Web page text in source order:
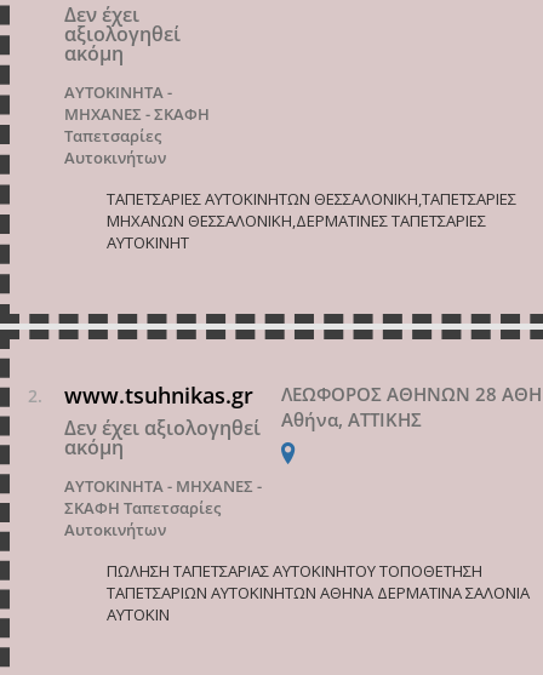
Δεν έχει
αξιολογηθεί
ακόμη
ΑΥΤΟΚΙΝΗΤΑ -
ΜΗΧΑΝΕΣ - ΣΚΑΦΗ
Ταπετσαρίες
Αυτοκινήτων
ΤΑΠΕΤΣΑΡΙΕΣ ΑΥΤΟΚΙΝΗΤΩΝ ΘΕΣΣΑΛΟΝΙΚΗ,ΤΑΠΕΤΣΑΡΙΕΣ
ΜΗΧΑΝΩΝ ΘΕΣΣΑΛΟΝΙΚΗ,ΔΕΡΜΑΤΙΝΕΣ ΤΑΠΕΤΣΑΡΙΕΣ
ΑΥΤΟΚΙΝΗΤ
www.tsuhnikas.gr
Δεν έχει αξιολογηθεί
ακόμη
ΑΥΤΟΚΙΝΗΤΑ - ΜΗΧΑΝΕΣ -
ΣΚΑΦΗ Ταπετσαρίες
Αυτοκινήτων
ΛΕΩΦΟΡΟΣ ΑΘΗΝΩΝ 28
Αθήνα, ΑΤΤΙΚΗΣ
ΠΩΛΗΣΗ ΤΑΠΕΤΣΑΡΙΑΣ ΑΥΤΟΚΙΝΗΤΟΥ ΤΟΠΟΘΕΤΗΣΗ
ΤΑΠΕΤΣΑΡΙΩΝ ΑΥΤΟΚΙΝΗΤΩΝ ΑΘΗΝΑ ΔΕΡΜΑΤΙΝΑ ΣΑΛΟΝΙΑ
ΑΥΤΟΚΙΝ